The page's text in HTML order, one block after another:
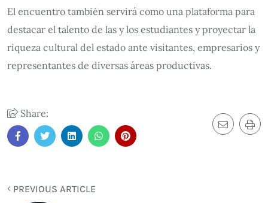
El encuentro también servirá como una plataforma para
destacar el talento de las y los estudiantes y proyectar la
riqueza cultural del estado ante visitantes, empresarios y
representantes de diversas áreas productivas.
Share:
PREVIOUS ARTICLE